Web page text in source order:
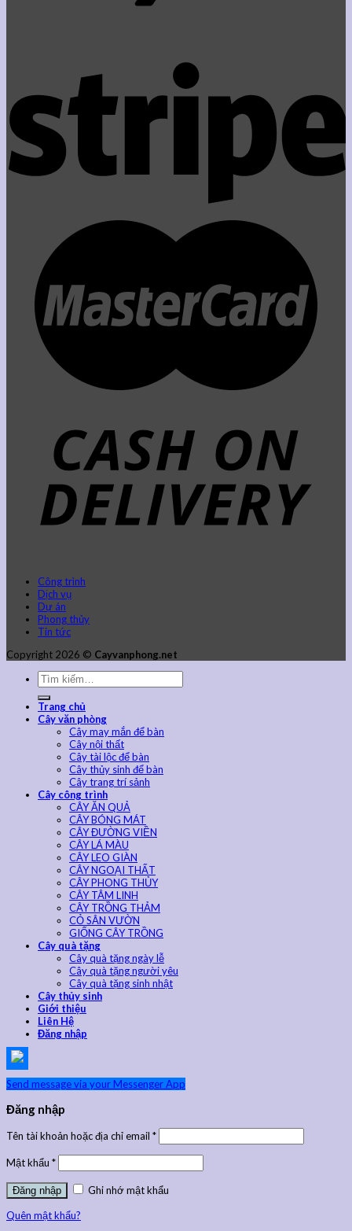
Công trình
Dịch vụ
Dự án
Phong thủy
Tin tức
Copyright 2026 © Cayvanphong.net
Trang chủ
Cây văn phòng
Cây may mắn để bàn
Cây nội thất
Cây tài lộc để bàn
Cây thủy sinh để bàn
Cây trang trí sảnh
Cây công trình
CÂY ĂN QUẢ
CÂY BÓNG MÁT
CÂY ĐƯỜNG VIỀN
CÂY LÁ MÀU
CÂY LEO GIÀN
CÂY NGOẠI THẤT
CÂY PHONG THỦY
CÂY TÂM LINH
CÂY TRỒNG THẢM
CỎ SÂN VƯỜN
GIỐNG CÂY TRỒNG
Cây quà tặng
Cây quà tặng ngày lễ
Cây quà tặng người yêu
Cây quà tặng sinh nhật
Cây thủy sinh
Giới thiệu
Liên Hệ
Đăng nhập
Send message via your Messenger App
Đăng nhập
Tên tài khoản hoặc địa chỉ email *
Mật khẩu *
Ghi nhớ mật khẩu
Quên mật khẩu?